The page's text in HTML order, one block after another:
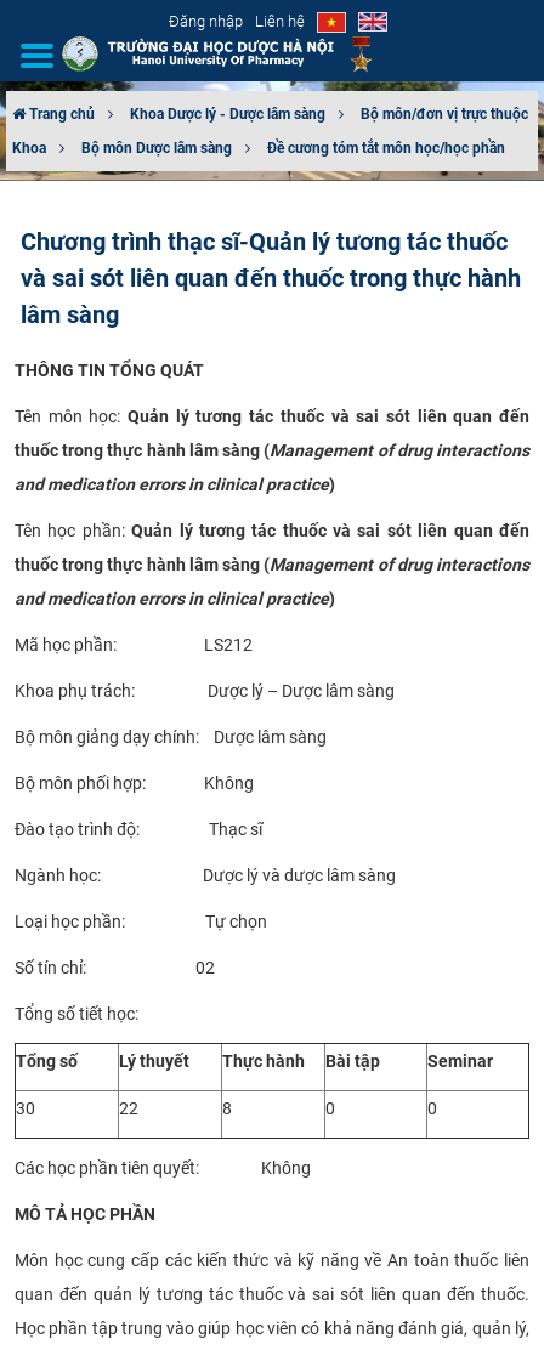
Đăng nhập Liên hệ
GIỚI THIỆU
TUYỂN SINH
KHOA HỌC CÔNG NGHỆ
HTQT
CỰU NGƯỜI HỌC
Trang chủ Khoa Dược lý - Dược lâm sàng
Bộ môn/đơn vị trực thuộc
Khoa
Bộ môn Dược lâm sàng Đề cương tóm tắt môn học/học phần
Chương trình thạc sĩ-Quản lý tương tác thuốc
và sai sót liên quan đến thuốc trong thực hành
lâm sàng
THÔNG TIN TỔNG QUÁT
Tên môn học: Quản lý tương tác thuốc và sai sót liên quan đến
thuốc trong thực hành lâm sàng(Management of drug interactions
and medication errors in clinical practice)
Tên học phần:Quản lý tương tác thuốc và sai sót liên quan đến
thuốc trong thực hành lâm sàng(Management of drug interactions
and medication errors in clinical practice)
Mã học phần: LS212
Khoa phụ trách: Dược lý – Dược lâm sàng
Bộ môn giảng dạy chính: Dược lâm sàng
Bộ môn phối hợp: Không
Đào tạo trình độ: Thạc sĩ
Ngành học: Dược lý và dược lâm sàng
Loại học phần: Tự chọn
Số tín chỉ: 02
Tổng số tiết học:
Tổng số Lý thuyết Thực hành Bài tập Seminar
30 22 8 0 0
Các học phần tiên quyết: Không
MÔ TẢ HỌC PHẦN
Môn học cung cấp các kiến thức và kỹ năng về An toàn thuốc liên
quan đến quản lý tương tác thuốc và sai sót liên quan đến thuốc.
Học phần tập trung vào giúp học viên có khả năng đánh giá, quản lý,